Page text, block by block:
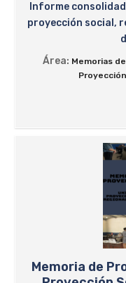
Informe
proyección social,
Área: Memorias
Memoria de